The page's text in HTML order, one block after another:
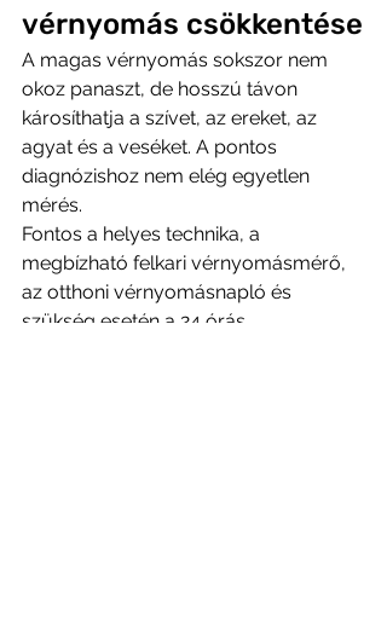
vérnyomás csökkentése
A magas vérnyomás sokszor nem
okoz panaszt, de hosszú távon
károsíthatja a szívet, az ereket, az
agyat és a veséket. A pontos
diagnózishoz nem elég egyetlen
mérés.
Fontos a helyes technika, a
megbízható felkari vérnyomásmérő,
az otthoni vérnyomásnapló és
szükség esetén a 24 órás